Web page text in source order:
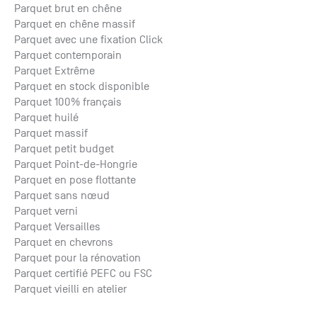
Parquet brut en chêne
Parquet en chêne massif
Parquet avec une fixation Click
Parquet contemporain
Parquet Extrême
Parquet en stock disponible
Parquet 100% français
Parquet huilé
Parquet massif
Parquet petit budget
Parquet Point-de-Hongrie
Parquet en pose flottante
Parquet sans nœud
Parquet verni
Parquet Versailles
Parquet en chevrons
Parquet pour la rénovation
Parquet certifié PEFC ou FSC
Parquet vieilli en atelier